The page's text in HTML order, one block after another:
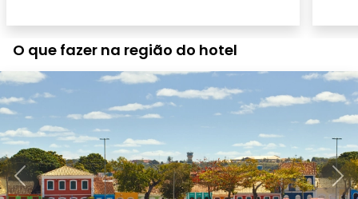
O que fazer na região do hotel
Anterior